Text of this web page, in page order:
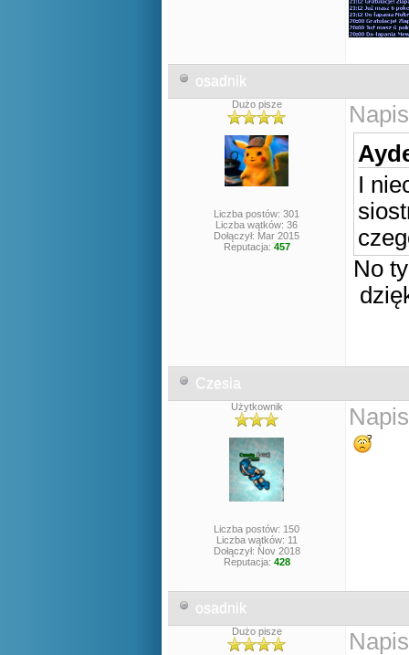
osadnik
Dużo pisze
Liczba postów: 301
Liczba wątków: 36
Dołączył: Mar 2015
Reputacja: 457
I
No
Czesia
Użytkownik
Liczba postów: 150
Liczba wątków: 11
Dołączył: Nov 2018
Reputacja: 428
osadnik
Dużo pisze